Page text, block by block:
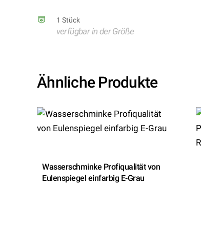
1 Stück
verfügbar in der Größe
Ähnliche Produkte
Wasserschminke Profiqualität von
Eulenspiegel einfarbig E-Grau